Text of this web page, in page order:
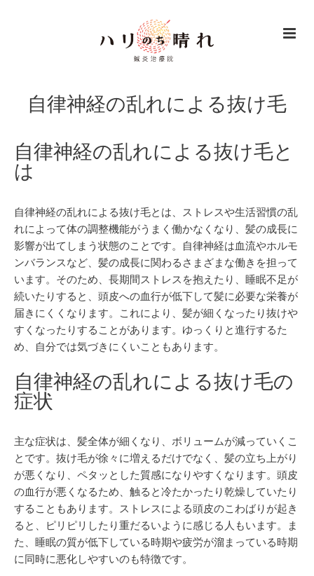
自律神経の乱れによる抜け毛
自律神経の乱れによる抜け毛と
は
自律神経の乱れによる抜け毛とは、ストレスや生活習慣の乱
れによって体の調整機能がうまく働かなくなり、髪の成長に
影響が出てしまう状態のことです。自律神経は血流やホルモ
ンバランスなど、髪の成長に関わるさまざまな働きを担って
います。そのため、長期間ストレスを抱えたり、睡眠不足が
続いたりすると、頭皮への血行が低下して髪に必要な栄養が
届きにくくなります。これにより、髪が細くなったり抜けや
すくなったりすることがあります。ゆっくりと進行するた
め、自分では気づきにくいこともあります。
自律神経の乱れによる抜け毛の
症状
主な症状は、髪全体が細くなり、ボリュームが減っていくこ
とです。抜け毛が徐々に増えるだけでなく、髪の立ち上がり
が悪くなり、ペタッとした質感になりやすくなります。頭皮
の血行が悪くなるため、触ると冷たかったり乾燥していたり
することもあります。ストレスによる頭皮のこわばりが起き
ると、ピリピリしたり重だるいように感じる人もいます。ま
た、睡眠の質が低下している時期や疲労が溜まっている時期
に同時に悪化しやすいのも特徴です。